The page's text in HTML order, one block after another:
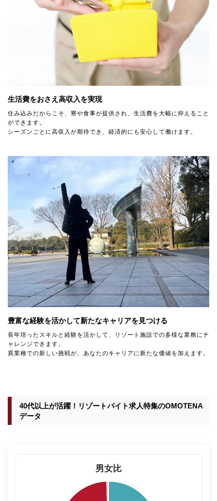
生活費をおさえ高収入を実現
住み込みだからこそ、寮や食事が提供され、生活費を大幅に抑えること
ができます。
シーズンごとに高収入が期待でき、経済的にも安心して働けます。
豊富な経験を活かして新たなキャリアを見つける
長年培ったスキルと経験を活かして、リゾート施設での多様な業務にチ
ャレンジできます。
異業種での新しい挑戦が、あなたのキャリアに新たな価値を加えます。
40代以上が活躍！リゾートバイト求人特集のOMOTENA
データ
男女比